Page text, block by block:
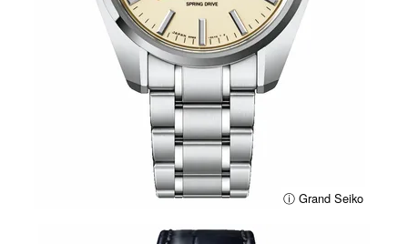
ⓘ Grand Seiko